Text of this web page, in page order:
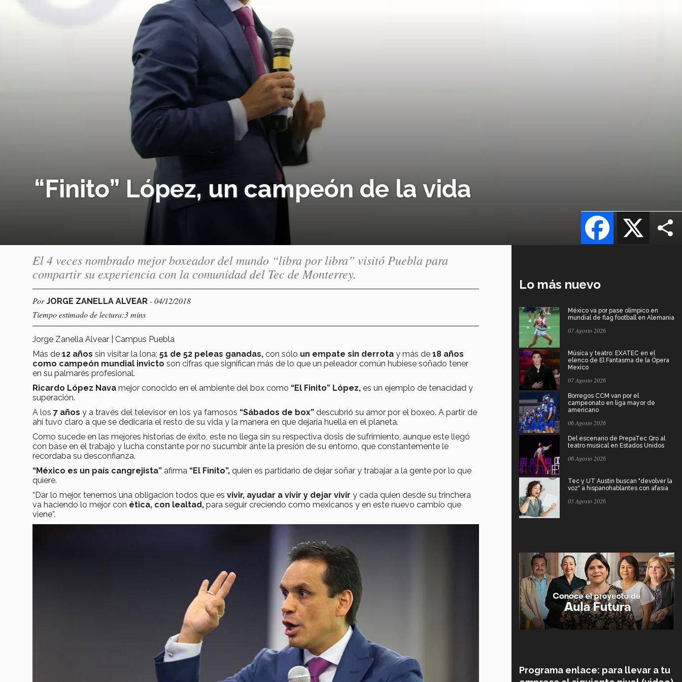
“Finito” López, un campeón de la vida
X
Facebook
El 4 veces nombrado mejor boxeador del mundo “libra por libra” visitó Puebla para
compartir su experiencia con la comunidad del Tec de Monterrey.
PorJORGE ZANELLA ALVEAR - 04/12/2018
Tiempo estimado de lectura:3 mins
Jorge Zanella Alvear | Campus Puebla
Más de 12 años sin visitar la lona; 51 de 52 peleas ganadas, con sólo un empate sin derrota y más de 18 años
como campeón mundial invicto son cifras que significan más de lo que un peleador común hubiese soñado tener
en su palmarés profesional.
Ricardo López Nava mejor conocido en el ambiente del box como “El Finito” López, es un ejemplo de tenacidad y
superación.
A los 7 años y a través del televisor en los ya famosos “Sábados de box” descubrió su amor por el boxeo. A partir de
ahí tuvo claro a que se dedicaría el resto de su vida y la manera en que dejaría huella en el planeta.
Como sucede en las mejores historias de éxito, este no llega sin su respectiva dosis de sufrimiento, aunque este llegó
con base en el trabajo y lucha constante por no sucumbir ante la presión de su entorno, que constantemente le
recordaba su desconfianza.
“México es un país cangrejista” afirma “El Finito”, quien es partidario de dejar soñar y trabajar a la gente por lo que
quiere.
“Dar lo mejor, tenemos una obligación todos que es vivir, ayudar a vivir y dejar vivir y cada quien desde su trinchera
va haciendo lo mejor con ética, con lealtad, para seguir creciendo como mexicanos y en este nuevo cambio que
viene”.
Lo más nuevo
México va por pase olímpico en
mundial de flag football en Alemania
07 Agosto 2026
Música y teatro: EXATEC en el
elenco de El Fantasma de la Ópera
Mexico
07 Agosto 2026
Borregos CCM van por el
campeonato en liga mayor de
americano
06 Agosto 2026
Del escenario de PrepaTec Qro al
teatro musical en Estados Unidos
06 Agosto 2026
Tec y UT Austin buscan "devolver la
voz" a hispanohablantes con afasia
05 Agosto 2026
Programa enlace: para llevar a tu